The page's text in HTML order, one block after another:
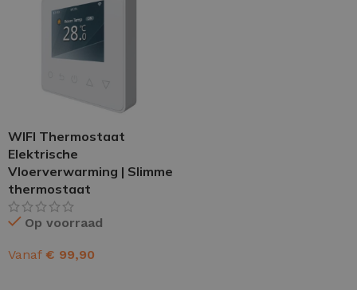
WIFI Thermostaat
Elektrische
Vloerverwarming | Slimme
thermostaat
Op voorraad
Vanaf € 99,90